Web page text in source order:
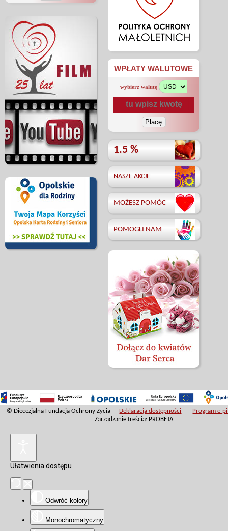
WPŁATY WALUTOWE
wybierz walutę
1.5 %
NASZE AKCJE
MOŻESZ POMÓC
POMOGLI NAM
© Diecezjalna Fundacja Ochrony Życia Deklaracja dostępności
Program e-
Zarządzanie treścią: PROBETA
Ułatwienia dostępu
Odwróć kolory
Monochromatyczny